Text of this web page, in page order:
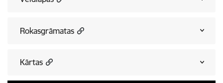
Rokasgrāmatas
Kārtas